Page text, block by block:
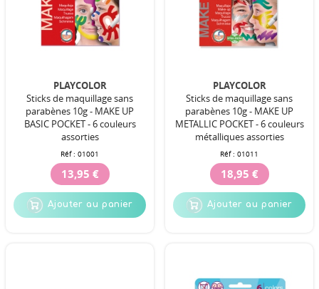
PLAYCOLOR
Sticks de maquillage sans
parabènes 10g - MAKE UP
BASIC POCKET - 6 couleurs
assorties
Réf : 01001
13,95 €
Ajouter au panier
PLAYCOLOR
Sticks de maquillage sans
parabènes 10g - MAKE UP
METALLIC POCKET - 6 couleurs
métalliques assorties
Réf : 01011
18,95 €
Ajouter au panier